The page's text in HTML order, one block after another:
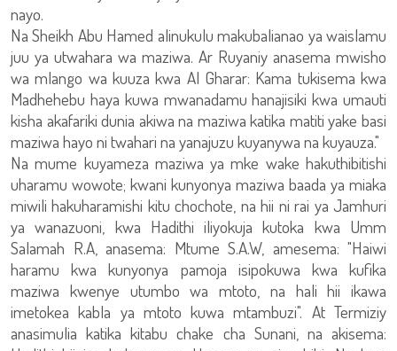
nayo.
Na Sheikh Abu Hamed alinukulu makubalianao ya waislamu
juu ya utwahara wa maziwa. Ar Ruyaniy anasema mwisho
wa mlango wa kuuza kwa Al Gharar: Kama tukisema kwa
Madhehebu haya kuwa mwanadamu hanajisiki kwa umauti
kisha akafariki dunia akiwa na maziwa katika matiti yake basi
maziwa hayo ni twahari na yanajuzu kuyanywa na kuyauza."
Na mume kuyameza maziwa ya mke wake hakuthibitishi
uharamu wowote; kwani kunyonya maziwa baada ya miaka
miwili hakuharamishi kitu chochote, na hii ni rai ya Jamhuri
ya wanazuoni, kwa Hadithi iliyokuja kutoka kwa Umm
Salamah R.A, anasema: Mtume S.A.W, amesema: "Haiwi
haramu kwa kunyonya pamoja isipokuwa kwa kufika
maziwa kwenye utumbo wa mtoto, na hali hii ikawa
imetokea kabla ya mtoto kuwa mtambuzi". At Termiziy
anasimulia katika kitabu chake cha Sunani, na akisema: